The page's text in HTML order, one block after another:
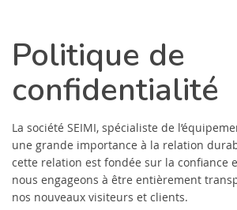
Politique de
confidentialité
La société SEIMI, spécialiste de
une grande importance à la relation
cette relation est fondée sur la confiance
nous engageons à être entièrement
nos nouveaux visiteurs et clients.